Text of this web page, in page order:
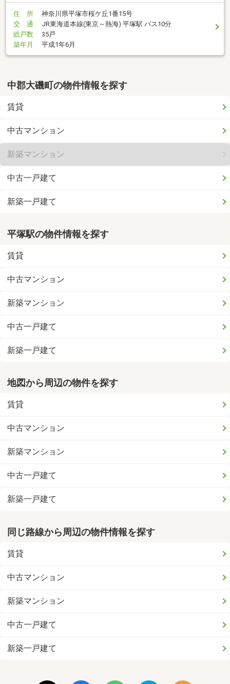
住 所
神奈川県平塚市桜ケ丘1番15号
交 通
JR東海道本線(東京～熱海) 平塚駅 バス10分
総戸数
35戸
築年月
平成1年6月
中郡大磯町の物件情報を探す
賃貸
中古マンション
新築マンション
中古一戸建て
新築一戸建て
平塚駅の物件情報を探す
賃貸
中古マンション
新築マンション
中古一戸建て
新築一戸建て
地図から周辺の物件を探す
賃貸
中古マンション
新築マンション
中古一戸建て
新築一戸建て
同じ路線から周辺の物件情報を探す
賃貸
中古マンション
新築マンション
中古一戸建て
新築一戸建て